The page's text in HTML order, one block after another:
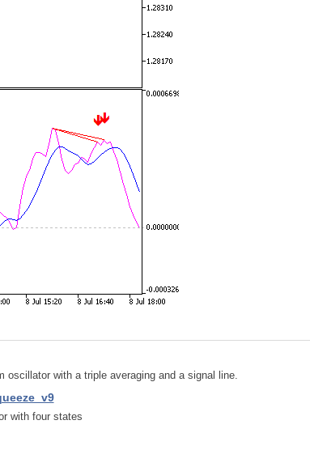
oscillator with a triple averaging and a signal line.
with four states